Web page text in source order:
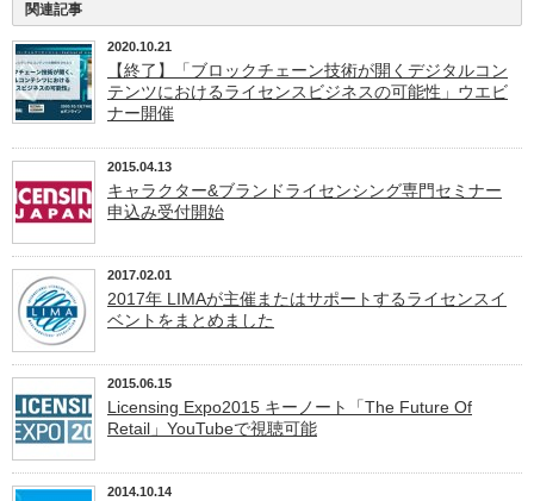
関連記事
2020.10.21
【終了】「ブロックチェーン技術が開くデジタルコン
テンツにおけるライセンスビジネスの可能性」ウエビ
ナー開催
2015.04.13
キャラクター&ブランドライセンシング専門セミナー
申込み受付開始
2017.02.01
2017年 LIMAが主催またはサポートするライセンスイ
ベントをまとめました
2015.06.15
Licensing Expo2015 キーノート「The Future Of
Retail」YouTubeで視聴可能
2014.10.14